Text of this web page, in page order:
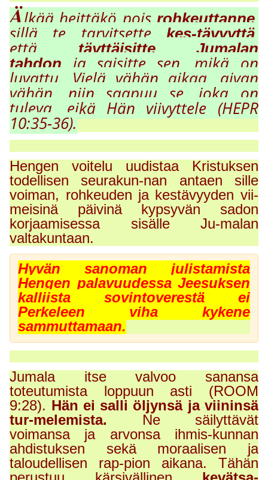
Älkää heittäkö pois rohkeuttanne,
sillä te tarvitsette kes-tävyyttä,
että
täyttäisitte Jumalan
tahdon
ja saisitte sen, mikä on
luvattu. Vielä vähän aikaa, aivan
vähän, niin saapuu se, joka on
tuleva, eikä Hän viivyttele (HEPR
10:35-36).
Hengen voitelu uudistaa Kristuksen
todellisen seurakun-nan antaen sille
voiman, rohkeuden ja kestävyyden vii-
meisinä päivinä kypsyvän sadon
korjaamisessa sisälle Ju-malan
valtakuntaan.
Hyvän sanoman julistamista
Hengen palavuudessa Jeesuksen
kalliista sovintoverestä ei
Perkeleen viha kykene
sammuttamaan.
Jumala itse valvoo sanansa
toteutumista loppuun asti (ROOM
9:28). Hän ei salli öljynsä ja viininsä
tur-melemista. Ne säilyttävät
voimansa ja arvonsa ihmis-kunnan
ahdistuksen sekä moraalisen ja
taloudellisen rap-pion aikana. Tähän